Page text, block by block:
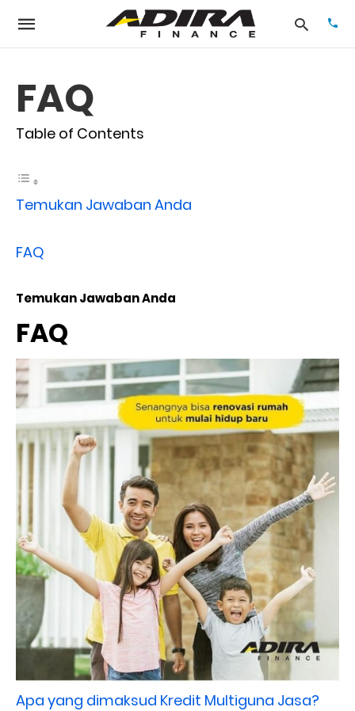
FAQ
Table of Contents
Temukan Jawaban Anda
FAQ
Temukan Jawaban Anda
FAQ
Apa yang dimaksud Kredit Multiguna Jasa?